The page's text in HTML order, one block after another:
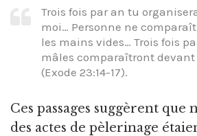
Trois fois par an tu
moi… Personne ne
les mains vides… Trois fois
mâles comparaîtront devant
(Exode 23:14-17).
Ces passages suggèrent que
des actes de pèlerinage